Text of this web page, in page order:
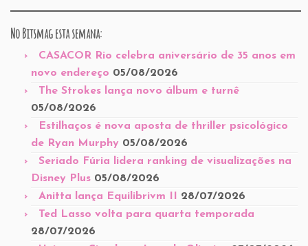
No Bitsmag esta semana:
CASACOR Rio celebra aniversário de 35 anos em
novo endereço 05/08/2026
The Strokes lança novo álbum e turnê
05/08/2026
Estilhaços é nova aposta de thriller psicológico
de Ryan Murphy 05/08/2026
Seriado Fúria lidera ranking de visualizações na
Disney Plus 05/08/2026
Anitta lança Equilibrivm II
28/07/2026
Ted Lasso volta para quarta temporada
28/07/2026